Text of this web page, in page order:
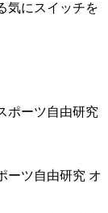
気にスイッチを
ーツ自由研究 オ